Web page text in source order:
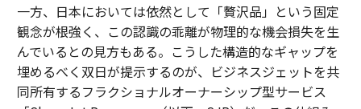
一方、日本においては依然として「贅沢品」という固定
観念が根強く、この認識の乖離が物理的な機会損失を生
んでいるとの見方もある。こうした構造的なギャップを
埋めるべく双日が提示するのが、ビジネスジェットを共
同所有するフラクショナルオーナーシップ型サービス